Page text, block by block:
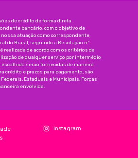
de crédito de forma direta.
bancário, com o objetivo de
atuação como correspondente,
do Brasil, seguindo a Resolução nº.
realizada de acordo com os critérios da
de qualquer serviço por intermédio
serão fornecidas de maneira
crédito e prazos para pagamento, são
Estaduais e Municipais, Forças
envolvida.
Instagram